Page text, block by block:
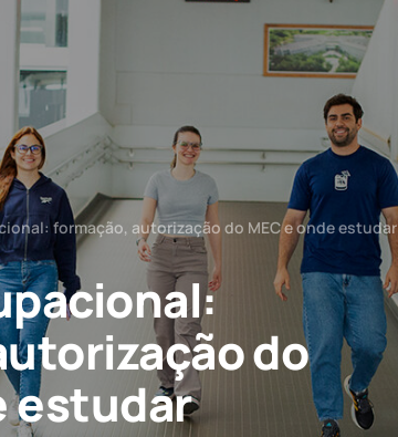
formação, autorização do MEC e onde estudar
do
estudar